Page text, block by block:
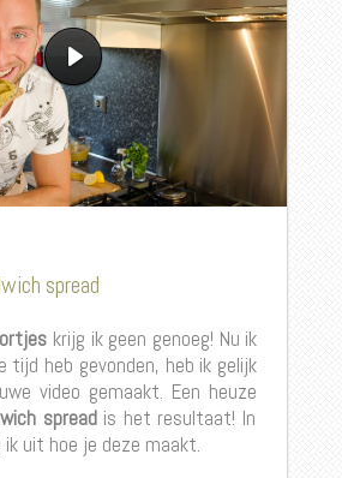
spread
krijg ik geen genoeg! Nu ik
tijd heb gevonden, heb ik gelijk
video gemaakt. Een heuze
spreadis het resultaat! In
ik uit hoe je deze maakt.